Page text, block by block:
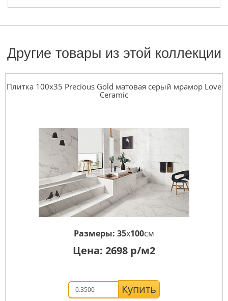
Другие товары из этой коллекции
Плитка 100x35 Precious Gold матовая серый мрамор Love
Ceramic
Размеры: 35x100см
Цена: 2698 р/м2
Купить